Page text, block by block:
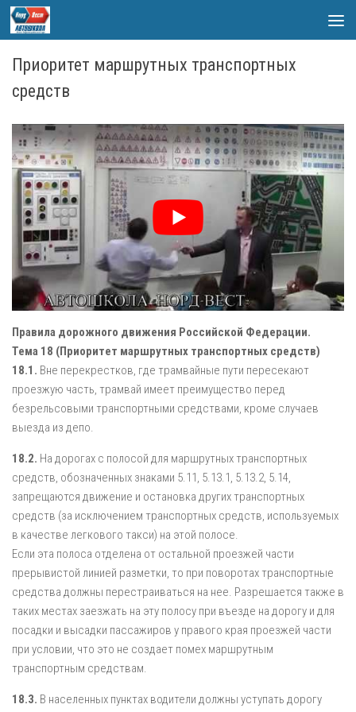
Skip to content
Приоритет маршрутных транспортных
средств
Правила дорожного движения Российской Федерации.
Тема 18 (Приоритет маршрутных транспортных средств)
18.1. Вне перекрестков, где трамвайные пути пересекают
проезжую часть, трамвай имеет преимущество перед
безрельсовыми транспортными средствами, кроме случаев
выезда из депо.
18.2. На дорогах с полосой для маршрутных транспортных
средств, обозначенных знаками 5.11, 5.13.1, 5.13.2, 5.14,
запрещаются движение и остановка других транспортных
средств (за исключением транспортных средств, используемых
в качестве легкового такси) на этой полосе.
Если эта полоса отделена от остальной проезжей части
прерывистой линией разметки, то при поворотах транспортные
средства должны перестраиваться на нее. Разрешается также в
таких местах заезжать на эту полосу при въезде на дорогу и для
посадки и высадки пассажиров у правого края проезжей части
при условии, что это не создает помех маршрутным
транспортным средствам.
18.3. В населенных пунктах водители должны уступать дорогу